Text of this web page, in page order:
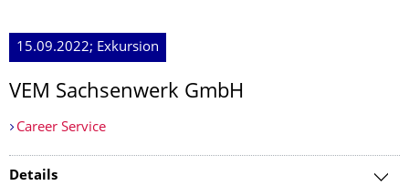
15.09.2022; Exkursion
VEM Sachsenwerk GmbH
Career Service
Details